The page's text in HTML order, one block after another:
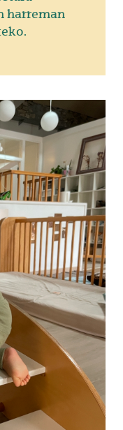
harreman